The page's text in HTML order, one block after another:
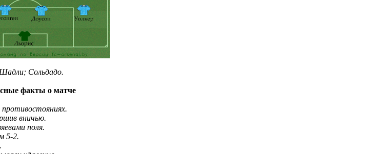
Сольдадо.
факты о матче
вничью.
поля.
5-2.